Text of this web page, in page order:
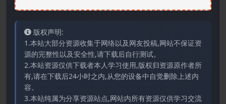
版权声明:
1.本站大部分资源收集于网络以及网友投稿,网站不保证资
源的完整性以及安全性,请下载后自行测试。
2.本站资源仅供下载者本人学习使用,版权归资源原作者所
有,请在下载后24小时之内,从您的设备中自觉删除上述内
容。
3.本站纯属为分享资源站点,网站内所有资源仅供学习交流